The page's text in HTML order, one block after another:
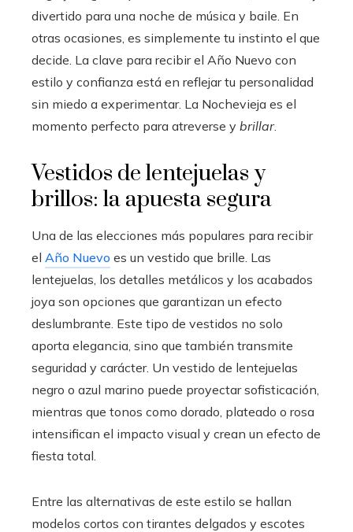
divertido para una noche de música y baile. En
otras ocasiones, es simplemente tu instinto el que
decide. La clave para recibir el Año Nuevo con
estilo y confianza está en reflejar tu personalidad
sin miedo a experimentar. La Nochevieja es el
momento perfecto para atreverse y brillar.
Vestidos de lentejuelas y
brillos: la apuesta segura
Una de las elecciones más populares para recibir
el Año Nuevo es un vestido que brille. Las
lentejuelas, los detalles metálicos y los acabados
joya son opciones que garantizan un efecto
deslumbrante. Este tipo de vestidos no solo
aporta elegancia, sino que también transmite
seguridad y carácter. Un vestido de lentejuelas
negro o azul marino puede proyectar sofisticación,
mientras que tonos como dorado, plateado o rosa
intensifican el impacto visual y crean un efecto de
fiesta total.
Entre las alternativas de este estilo se hallan
modelos cortos con tirantes delgados y escotes